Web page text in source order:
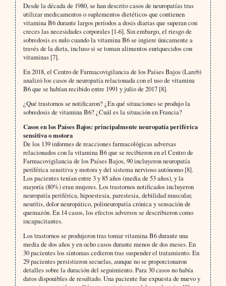
Desde la década de 1980, se han descrito casos de neuropatías tras
utilizar medicamentos o suplementos dietéticos que contienen
vitamina B6 durante largos períodos a dosis diarias que superan con
creces las necesidades corporales [1-6]. Sin embargo, el riesgo de
sobredosis es nulo cuando la vitamina B6 se ingiere únicamente a
través de la dieta, incluso si se toman alimentos enriquecidos con
vitaminas [7].
En 2018, el Centro de Farmacovigilancia de los Países Bajos (Lareb)
analizó los casos de neuropatía relacionada con el uso de vitamina
B6 que se habían recibido entre 1991 y julio de 2017 [8].
¿Qué trastornos se notificaron? ¿En qué situaciones se produjo la
sobredosis de vitamina B6? ¿Cuál es la situación en Francia?
Casos en los Países Bajos: principalmente neuropatía periférica
sensitiva o motora
De los 139 informes de reacciones farmacológicas adversas
relacionados con la vitamina B6 que se recibieron en el Centro de
Farmacovigilancia de los Países Bajos, 90 incluyeron neuropatía
periférica sensitiva y motora y del sistema nervioso autónomo [8].
Los pacientes tenían entre 3 y 85 años (media de 53 años), y la
mayoría (80%) eran mujeres. Los trastornos notificados incluyeron
neuropatía periférica, hipoestesia, parestesia, debilidad muscular,
neuritis, dolor neuropático, polineuropatía crónica y sensación de
quemazón. En 14 casos, los efectos adversos se describieron como
incapacitantes.
Los trastornos se produjeron tras tomar vitamina B6 durante una
media de dos años y en ocho casos durante menos de dos meses. En
30 pacientes los síntomas cedieron tras suspender el tratamiento. En
29 pacientes persistieron secuelas, aunque no se proporcionaron
detalles sobre la duración del seguimiento. Para 30 casos no había
datos disponibles de resultado. Una paciente fue expuesta de nuevo y